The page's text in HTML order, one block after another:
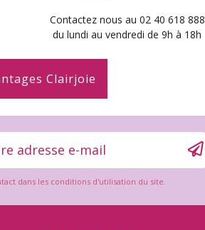
Contactez nous au 02 40 618 888
du lundi au vendredi de 9h à 18h
Clairjoie
dans les conditions d'utilisation du site.